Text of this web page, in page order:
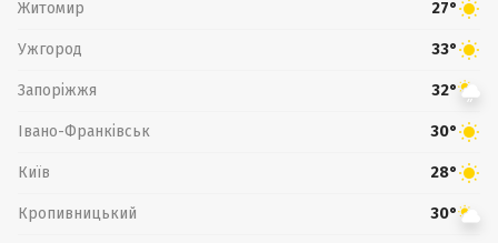
Житомир 27°
Ужгород 33°
Запоріжжя 32°
Івано-Франківськ 30°
Київ 28°
Кропивницький 30°